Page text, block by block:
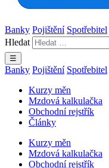
Banky Pojištění Spotřebitel
Hledat
☰
Banky Pojištění Spotřebitel
Kurzy měn
Mzdová kalkulačka
Obchodní rejstřík
Články
Kurzy měn
Mzdová kalkulačka
Obchodní rejstřík